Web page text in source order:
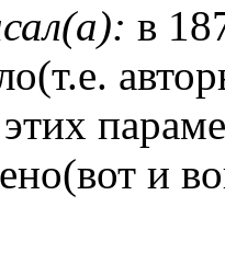
в
и